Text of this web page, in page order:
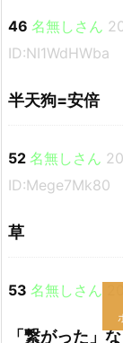
46 名無しさん
ID:NI1WdHWba
半天狗=安倍
52 名無しさん
ID:Mege7Mk80
草
53 名無しさん
「繋がった」な